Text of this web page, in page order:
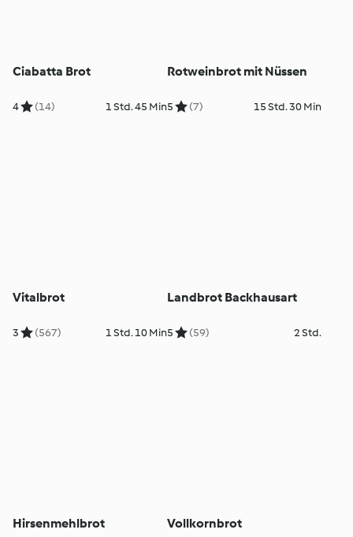
Ciabatta Brot
4 (14) 1 Std. 45 Min
Rotweinbrot mit Nüssen
5 (7) 15 Std. 30 Min
Vitalbrot
3 (567) 1 Std. 10 Min
Landbrot Backhausart
5 (59) 2 Std.
Hirsenmehlbrot Vollkornbrot